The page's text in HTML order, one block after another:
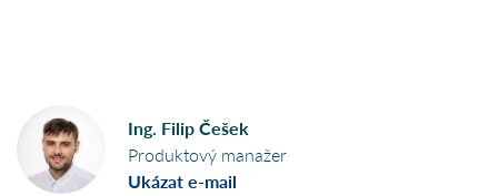
Ing. Filip Češek
Produktový manažer
Ukázat e-mail